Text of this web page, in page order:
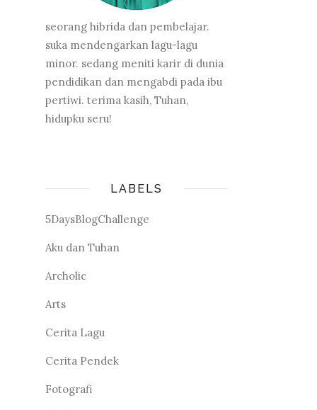
seorang hibrida dan pembelajar.
suka mendengarkan lagu-lagu
minor. sedang meniti karir di dunia
pendidikan dan mengabdi pada ibu
pertiwi. terima kasih, Tuhan,
hidupku seru!
LABELS
5DaysBlogChallenge
Aku dan Tuhan
Archolic
Arts
Cerita Lagu
Cerita Pendek
Fotografi